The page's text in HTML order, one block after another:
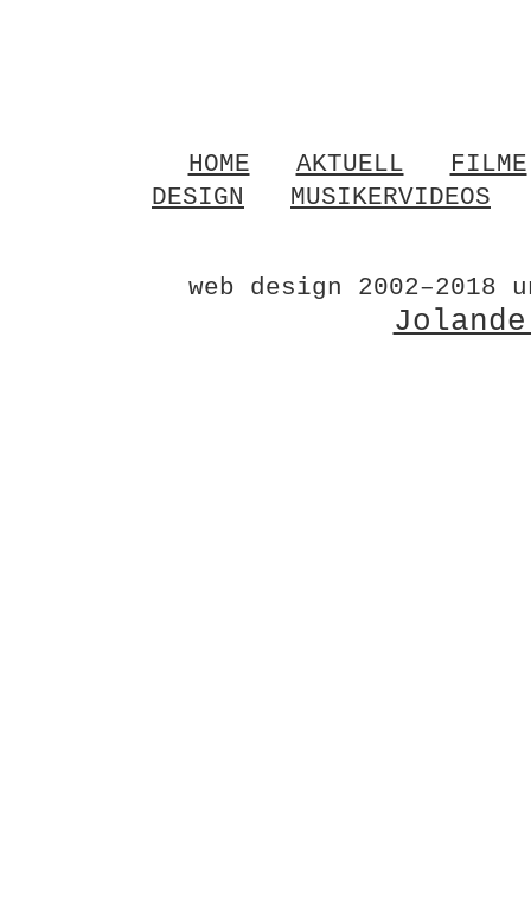
HOME AKTUELL
FILME
DESIGN
MUSIKERVIDEOS
web design 2002–2018